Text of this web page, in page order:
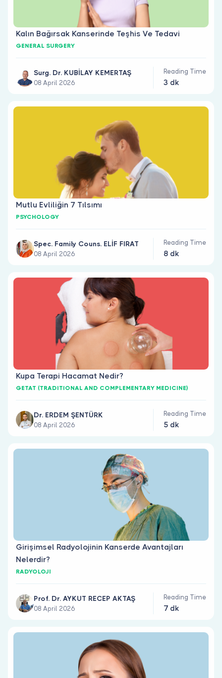
Kalın Bağırsak Kanserinde Teşhis Ve Tedavi
GENERAL SURGERY
Surg. Dr. KUBİLAY KEMERTAŞ
08 April 2026
Reading Time
3 dk
Mutlu Evliliğin 7 Tılsımı
PSYCHOLOGY
Spec. Family Couns. ELİF FIRAT
08 April 2026
Reading Time
8 dk
Kupa Terapi Hacamat Nedir?
GETAT (TRADITIONAL AND COMPLEMENTARY MEDICINE)
Dr. ERDEM ŞENTÜRK
08 April 2026
Reading Time
5 dk
Girişimsel Radyolojinin Kanserde Avantajları
Nelerdir?
RADYOLOJI
Prof. Dr. AYKUT RECEP AKTAŞ
08 April 2026
Reading Time
7 dk